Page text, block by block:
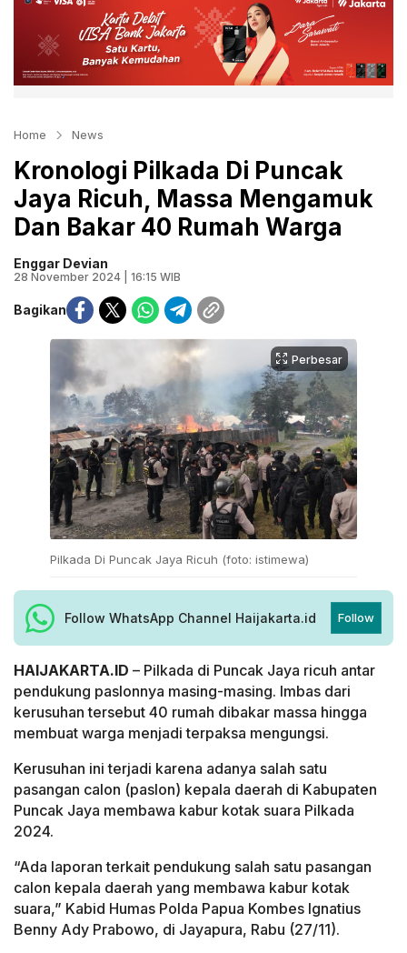
Home News
Kronologi Pilkada Di Puncak
Jaya Ricuh, Massa Mengamuk
Dan Bakar 40 Rumah Warga
Enggar Devian
28 November 2024 | 16:15 WIB
Bagikan
Perbesar
Pilkada Di Puncak Jaya Ricuh (foto: istimewa)
Follow WhatsApp Channel Haijakarta.id Follow
HAIJAKARTA.ID – Pilkada di Puncak Jaya ricuh antar
pendukung paslonnya masing-masing. Imbas dari
kerusuhan tersebut 40 rumah dibakar massa hingga
membuat warga menjadi terpaksa mengungsi.
Kerusuhan ini terjadi karena adanya salah satu
pasangan calon (paslon) kepala daerah di Kabupaten
Puncak Jaya membawa kabur kotak suara Pilkada
2024.
“Ada laporan terkait pendukung salah satu pasangan
calon kepala daerah yang membawa kabur kotak
suara,” Kabid Humas Polda Papua Kombes Ignatius
Benny Ady Prabowo, di Jayapura, Rabu (27/11).